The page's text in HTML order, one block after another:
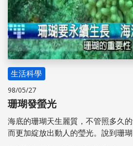
生活科學
98/05/27
珊瑚發螢光
海底的珊瑚天生麗質，不管照多久
而更加綻放出動人的瑩光。說到珊